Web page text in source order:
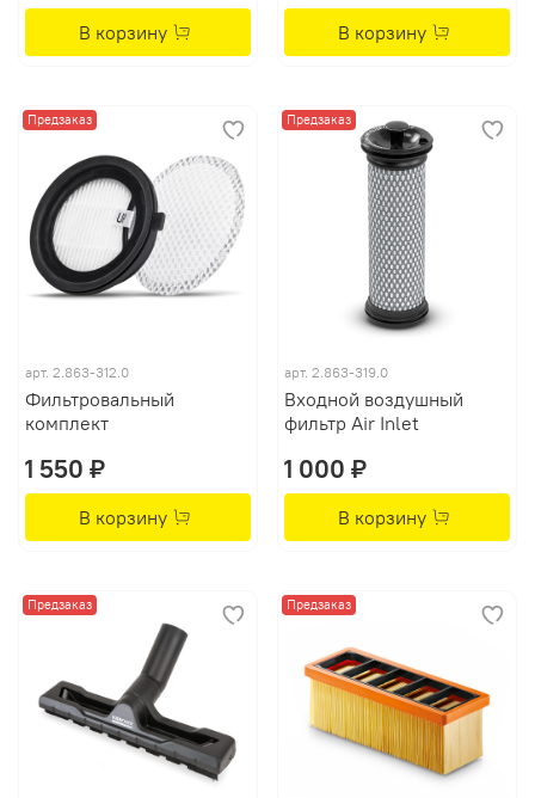
В корзину В корзину
Предзаказ
арт. 2.863-312.0
Фильтровальный
комплект
1 550 ₽
В корзину
Предзаказ
арт. 2.863-319.0
Входной воздушный
фильтр Air Inlet
1 000 ₽
В корзину
Предзаказ Предзаказ